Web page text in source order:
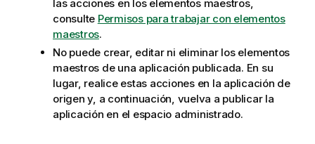
las acciones en los elementos maestros,
consulte Permisos para trabajar con elementos
maestros.
No puede crear, editar ni eliminar los elementos
maestros de una aplicación publicada. En su
lugar, realice estas acciones en la aplicación de
origen y, a continuación, vuelva a publicar la
aplicación en el espacio administrado.